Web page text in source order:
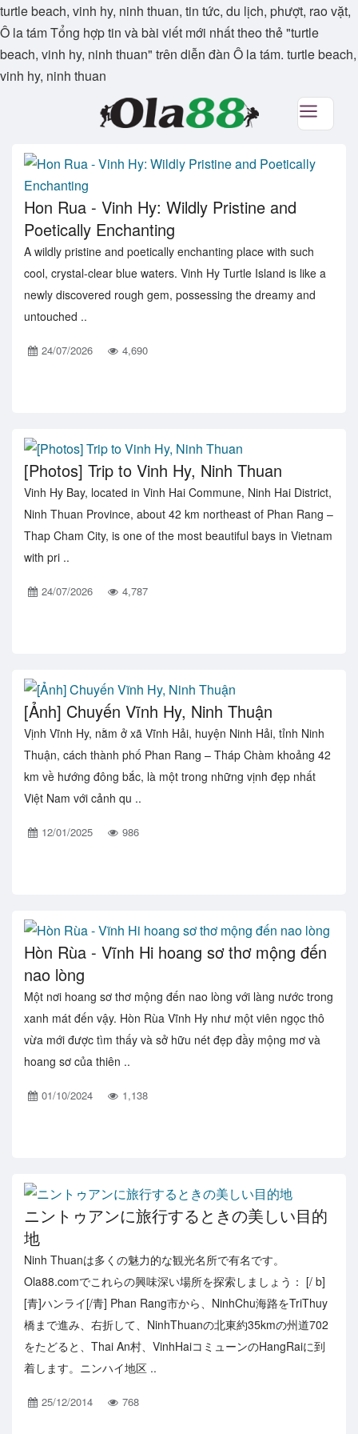
turtle beach, vinh hy, ninh thuan, tin tức, du lịch, phượt, rao vặt,
Ô la tám Tổng hợp tin và bài viết mới nhất theo thẻ "turtle
beach, vinh hy, ninh thuan" trên diễn đàn Ô la tám. turtle beach,
vinh hy, ninh thuan
Hon Rua - Vinh Hy: Wildly Pristine and
Poetically Enchanting
A wildly pristine and poetically enchanting place with such
cool, crystal-clear blue waters. Vinh Hy Turtle Island is like a
newly discovered rough gem, possessing the dreamy and
untouched ..
24/07/2026 4,690
[Photos] Trip to Vinh Hy, Ninh Thuan
Vinh Hy Bay, located in Vinh Hai Commune, Ninh Hai District,
Ninh Thuan Province, about 42 km northeast of Phan Rang –
Thap Cham City, is one of the most beautiful bays in Vietnam
with pri ..
24/07/2026 4,787
[Ảnh] Chuyến Vĩnh Hy, Ninh Thuận
Vịnh Vĩnh Hy, nằm ở xã Vĩnh Hải, huyện Ninh Hải, tỉnh Ninh
Thuận, cách thành phố Phan Rang – Tháp Chàm khoảng 42
km về hướng đông bắc, là một trong những vịnh đẹp nhất
Việt Nam với cảnh qu ..
12/01/2025 986
Hòn Rùa - Vĩnh Hi hoang sơ thơ mộng đến
nao lòng
Một nơi hoang sơ thơ mộng đến nao lòng với làng nước trong
xanh mát đến vậy. Hòn Rùa Vĩnh Hy như một viên ngọc thô
vừa mới được tìm thấy và sở hữu nét đẹp đầy mộng mơ và
hoang sơ của thiên ..
01/10/2024 1,138
ニントゥアンに旅行するときの美しい目的
地
Ninh Thuanは多くの魅力的な観光名所で有名です。
Ola88.comでこれらの興味深い場所を探索しましょう： [/ b]
[青]ハンライ[/青] Phan Rang市から、NinhChu海路をTriThuy
橋まで進み、右折して、NinhThuanの北東約35kmの州道702
をたどると、Thai An村、VinhHaiコミューンのHangRaiに到
着します。ニンハイ地区 ..
25/12/2014 768